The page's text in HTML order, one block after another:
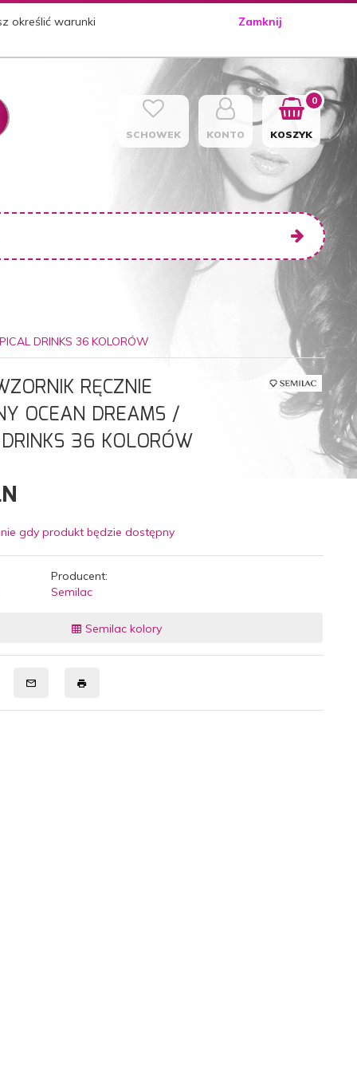
określić warunki
Zamknij
SCHOWEK KONTO KOSZYK
0
DRINKS 36 KOLORÓW
RĘCZNIE
OCEAN DREAMS /
36 KOLORÓW
gdy produkt będzie dostępny
Producent:
Semilac
Semilac kolory